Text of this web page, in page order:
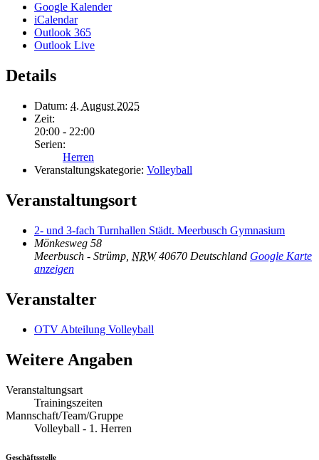
Google Kalender
iCalendar
Outlook 365
Outlook Live
Details
Datum: 4. August 2025
Zeit:
20:00 - 22:00
Serien:
Herren
Veranstaltungskategorie: Volleyball
Veranstaltungsort
2- und 3-fach Turnhallen Städt. Meerbusch Gymnasium
Mönkesweg 58
Meerbusch - Strümp NRW 40670 Deutschland Google Karte
anzeigen
Veranstalter
OTV Abteilung Volleyball
Weitere Angaben
Veranstaltungsart
Trainingszeiten
Mannschaft/Team/Gruppe
Volleyball - 1. Herren
Geschäftsstelle